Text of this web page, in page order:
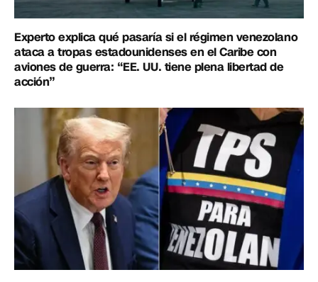
Experto explica qué pasaría si el régimen venezolano
ataca a tropas estadounidenses en el Caribe con
aviones de guerra: “EE. UU. tiene plena libertad de
acción”